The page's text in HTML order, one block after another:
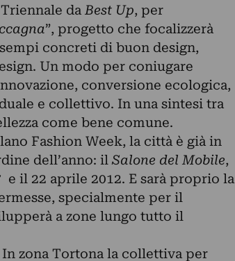
da Best Up, per
”, progetto che focalizzerà
concreti di buon design,
Un modo per coniugare
conversione ecologica,
e collettivo. In una sintesi tra
come bene comune.
Fashion Week, la città è già in
dell’anno: ilSalone del Mobile,
il 22 aprile 2012. E sarà proprio la
specialmente per il
a zone lungo tutto il
zona Tortona la collettiva per